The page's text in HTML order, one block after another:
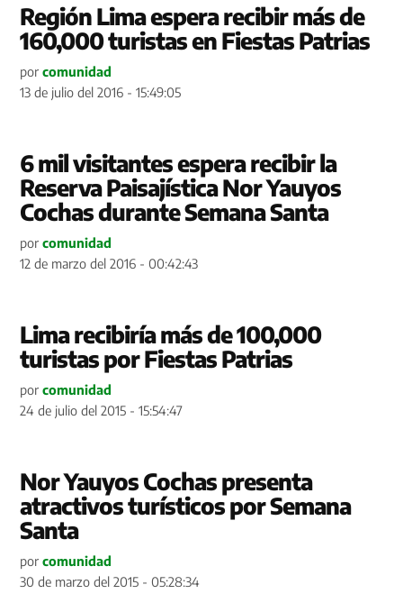
Región Lima espera recibir más de
160,000 turistas en Fiestas Patrias
por comunidad
13 de julio del 2016 - 15:49:05
6 mil visitantes espera recibir la
Reserva Paisajística Nor Yauyos
Cochas durante Semana Santa
por comunidad
12 de marzo del 2016 - 00:42:43
Lima recibiría más de 100,000
turistas por Fiestas Patrias
por comunidad
24 de julio del 2015 - 15:54:47
Nor Yauyos Cochas presenta
atractivos turísticos por Semana
Santa
por comunidad
30 de marzo del 2015 - 05:28:34